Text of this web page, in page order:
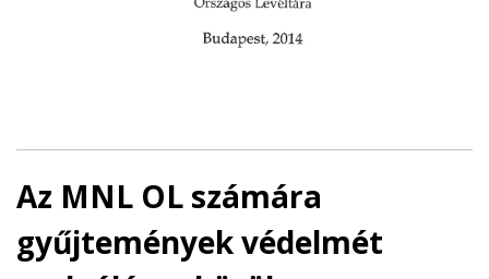
Az MNL OL számára
gyűjtemények védelmét